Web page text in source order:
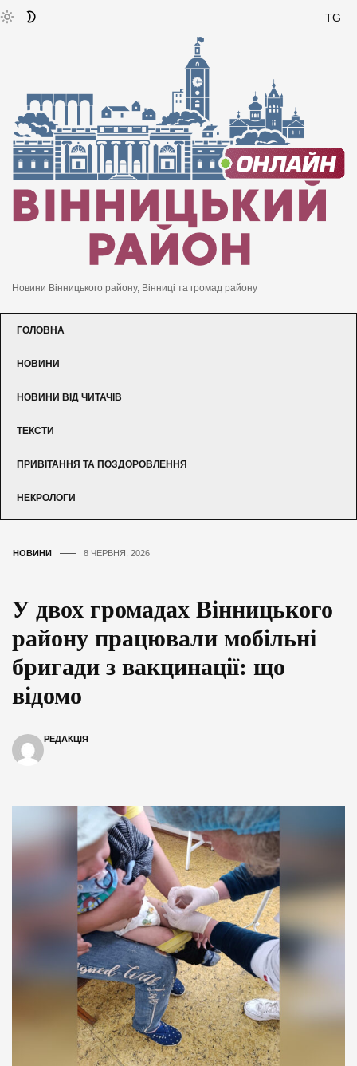
TG
Новини Вінницького району, Вінниці та громад району
ГОЛОВНА
НОВИНИ
НОВИНИ ВІД ЧИТАЧІВ
ТЕКСТИ
ПРИВІТАННЯ ТА ПОЗДОРОВЛЕННЯ
НЕКРОЛОГИ
НОВИНИ 8 ЧЕРВНЯ, 2026
У двох громадах Вінницького
району працювали мобільні
бригади з вакцинації: що
відомо
РЕДАКЦІЯ